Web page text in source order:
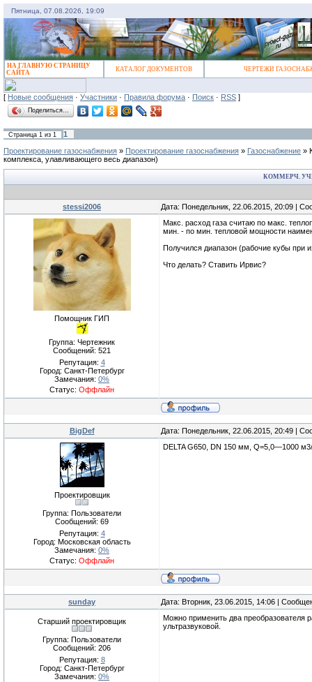
Пятница, 07.08.2026, 19:09
НА ГЛАВНУЮ СТРАНИЦУ
САЙТА
КАТАЛОГ ДОКУМЕНТОВ ЧЕРТЕЖИ
[ Новые сообщения · Участники · Правила форума · Поиск · RSS ]
Поделиться…
Страница 1 из 1
1
Проектирование газоснабжения » Проектирование газоснабжения » Газоснабжение »
комплекса, улавливающего весь диапазон)
КОММЕРЧ.
stessi2006 Дата: Понедельник, 22.06.2015, 20:09 |
Помощник ГИП
Группа: Чертежник
Сообщений: 521
Репутация: 4
Город: Санкт-Петербург
Замечания: 0%
Статус: Оффлайн
Макс. расход газа считаю по макс.
мин. - по мин. тепловой мощности
Получился диапазон (рабочие кубы при
Что делать? Ставить Ирвис?
BigDef Дата: Понедельник, 22.06.2015, 20:49 |
Проектировщик
Группа: Пользователи
Сообщений: 69
Репутация: 4
Город: Московская область
Замечания: 0%
Статус: Оффлайн
DELTA G650, DN 150 мм, Q=5,0—1000
sunday Дата: Вторник, 23.06.2015, 14:06 |
Старший проектировщик
Группа: Пользователи
Сообщений: 206
Репутация: 8
Город: Санкт-Петербург
Замечания: 0%
Можно применить два преобразователя
ультразвуковой.